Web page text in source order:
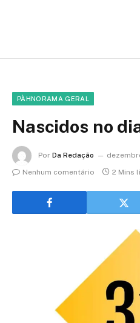
PÀHNORAMA GERAL
Nascidos no
Por Da Redação
Nenhum comentário
2 Mins